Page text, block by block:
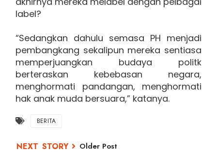
label?
“Sedangkan dahulu semasa PH menjadi
pembangkang sekalipun mereka sentiasa
memperjuangkan budaya politk
berteraskan kebebasan negara,
menghormati pandangan, menghormati
hak anak muda bersuara,” katanya.
BERITA
Older Post